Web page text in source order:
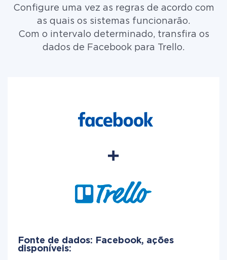
Configure uma vez as regras de acordo com
as quais os sistemas funcionarão.
Com o intervalo determinado, transfira os
dados de Facebook para Trello.
Fonte de dados: Facebook, ações
disponíveis: